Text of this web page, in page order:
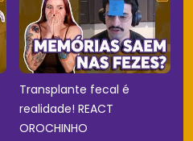
Transplante fecal é
realidade! REACT
OROCHINHO